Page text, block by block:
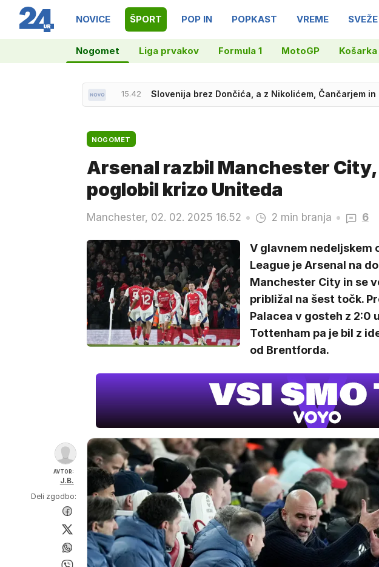
NOVICE ŠPORT POP IN POPKAST VREME SVEŽE
Nogomet Liga prvakov Formula 1 MotoGP Košarka
15.42 Slovenija brez Dončića, a z Nikolićem, Čančarjem
NOGOMET
Arsenal razbil Manchester
poglobil krizo Uniteda
Manchester, 02. 02. 2025 16.52 2 min branja 6
V glavnem nedeljskem
League je Arsenal na
Manchester City in se
približal na šest točk.
Palacea v gosteh z 2:0
Tottenham pa je bil z
od Brentforda.
AVTOR:
J.B.
Deli zgodbo: